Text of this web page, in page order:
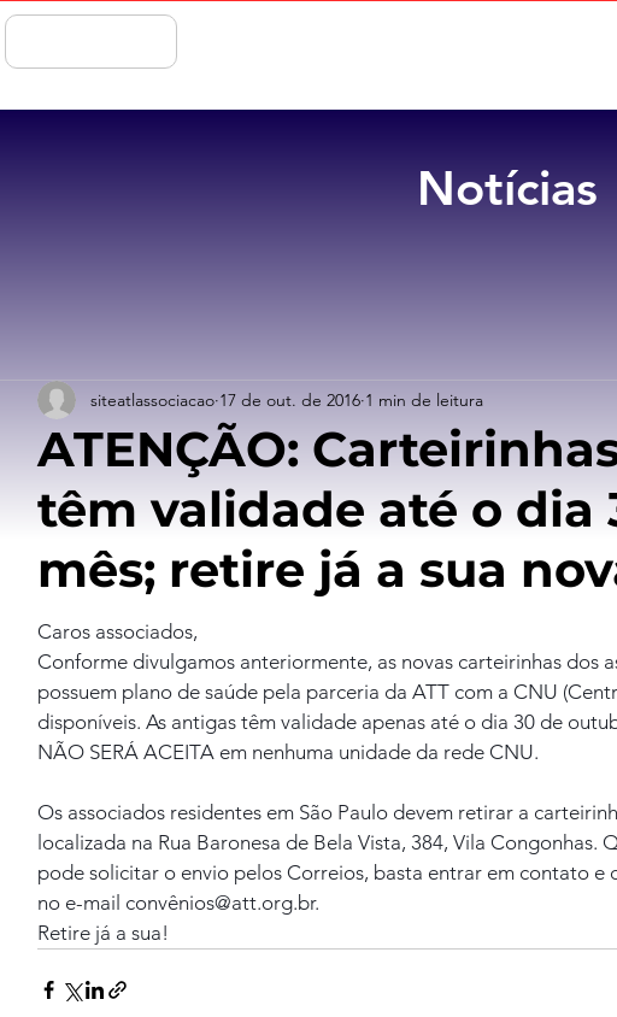
Notícias
ATENÇÃO:
têm validade até o dia
mês; retire já a sua
siteatlassociacao 17 de out. de 2016 1 min de leitura
Caros associados,
Conforme divulgamos anteriormente, as novas carteirinhas dos
possuem plano de saúde pela parceria da ATT com a CNU
disponíveis. As antigas têm validade apenas até o dia 30 de
NÃO SERÁ ACEITA em nenhuma unidade da rede CNU.
Os associados residentes em São Paulo devem retirar a
localizada na Rua Baronesa de Bela Vista, 384, Vila
pode solicitar o envio pelos Correios, basta entrar em contato e
no e-mail convênios@att.org.br.
Retire já a sua!